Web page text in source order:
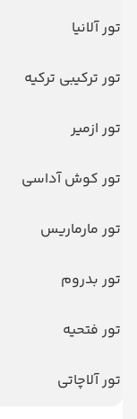
تور آلانیا
تور ترکیبی ترکیه
تور ازمیر
تور کوش آداسی
تور مارماریس
تور بدروم
تور فتحیه
تور آلاچاتی
امکانات هتل
تلویزیون کابلی/